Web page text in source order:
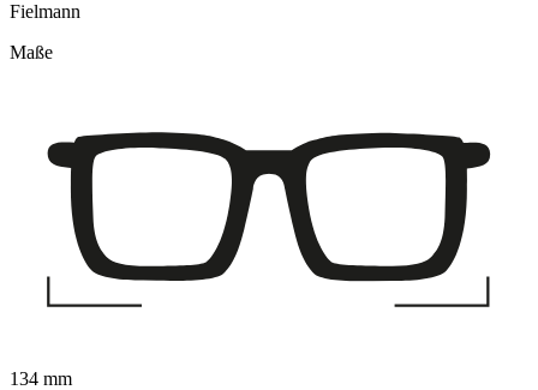
Fielmann
Maße
134 mm